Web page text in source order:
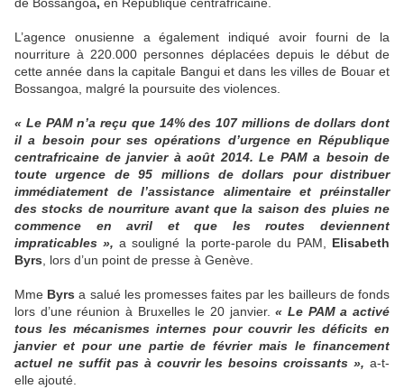
L’agence onusienne a également indiqué avoir fourni de la
nourriture à 220.000 personnes déplacées depuis le début de
cette année dans la capitale Bangui et dans les villes de Bouar et
Bossangoa, malgré la poursuite des violences.
« Le PAM n’a reçu que 14% des 107 millions de dollars dont
il a besoin pour ses opérations d’urgence en République
centrafricaine de janvier à août 2014. Le PAM a besoin de
toute urgence de 95 millions de dollars
pour distribuer
immédiatement de l’assistance alimentaire et préinstaller
des stocks de nourriture avant que la saison des pluies ne
commence en avril et que les routes deviennent
impraticables », a souligné la porte-parole du PAM, Elisabeth
Byrs , lors d’un point de presse à Genève.
Mme Byrsa salué les promesses faites par les bailleurs de fonds
lors d’une réunion à Bruxelles le 20 janvier.« Le PAM a activé
tous les mécanismes internes pour couvrir les déficits en
janvier et pour une partie de février mais le financement
actuel ne suffit pas à couvrir les besoins croissants », a-t-
elle ajouté.